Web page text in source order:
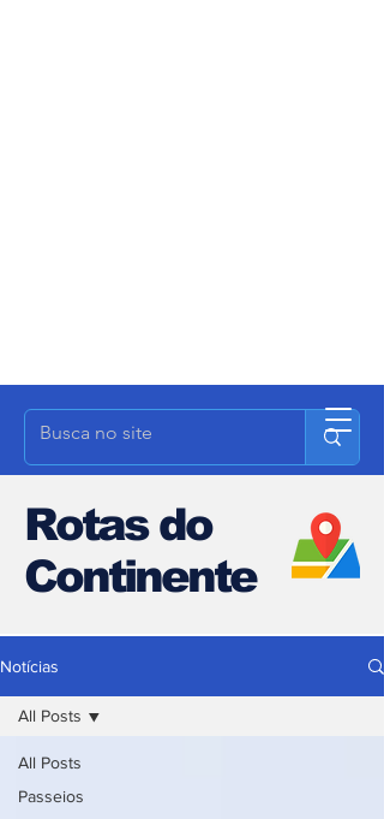
Rotas do
Continente
Notícias
All Posts
Passeios
All Posts